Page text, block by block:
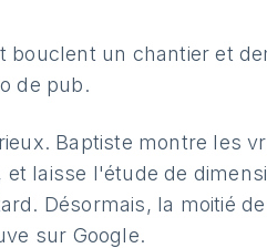
un chantier et
de pub.
Baptiste montre les
laisse l'étude de
Désormais, la moitié
sur Google.